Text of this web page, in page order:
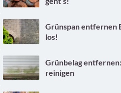
Grünspan entfernen
los!
Grünbelag
reinigen